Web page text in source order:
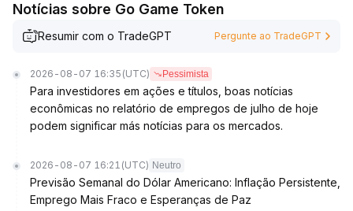
Notícias sobre Go Game Token
Resumir com o TradeGPT Pergunte ao TradeGPT
2026-08-07 16:35 (UTC) Pessimista
Para investidores em ações e títulos, boas notícias
econômicas no relatório de empregos de julho de hoje
podem significar más notícias para os mercados.
2026-08-07 16:21 (UTC) Neutro
Previsão Semanal do Dólar Americano: Inflação Persistente,
Emprego Mais Fraco e Esperanças de Paz